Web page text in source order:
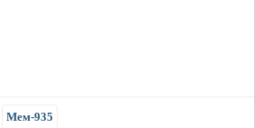
Мем-935